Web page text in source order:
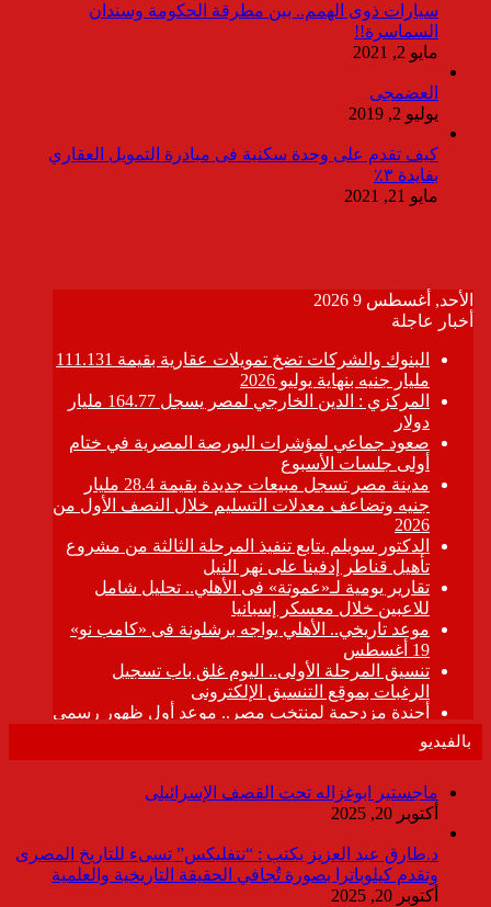
سيارات ذوى الهمم.. بين مطرقة الحكومة وسندان
السماسرة!!
مايو 2, 2021
العضمجى
يوليو 2, 2019
كيف تقدم على وحدة سكنية فى مبادرة التمويل العقاري
بفايدة ٣٪
مايو 21, 2021
بالفيديو
ماجستير ابوغزاله تحت القصف الإسرائيلى
أكتوبر 20, 2025
د.طارق عبد العزيز يكتب : “نتفليكس” تسىء للتاريخ المصرى
وتقدم كيلوباترا بصورة تُجافي الحقيقة التاريخية والعلمية
أكتوبر 20, 2025